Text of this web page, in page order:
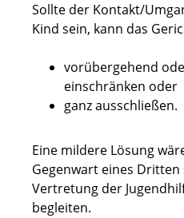
Sollte der Kontakt/
Kind sein, kann das
vorübergehend
einschränken oder
ganz ausschließen.
Eine mildere Lösung
Gegenwart eines
Vertretung der
begleiten.